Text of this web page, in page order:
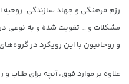
رزم فرهنگی و جهاد سازندگی،
مشکلات و … تقویت شده و به نوعی
و روحانیون با این رویکرد در
علاوه بر موارد فوق، آنچه برای